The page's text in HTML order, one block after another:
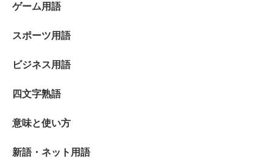
ゲーム用語
スポーツ用語
ビジネス用語
四文字熟語
意味と使い方
新語・ネット用語